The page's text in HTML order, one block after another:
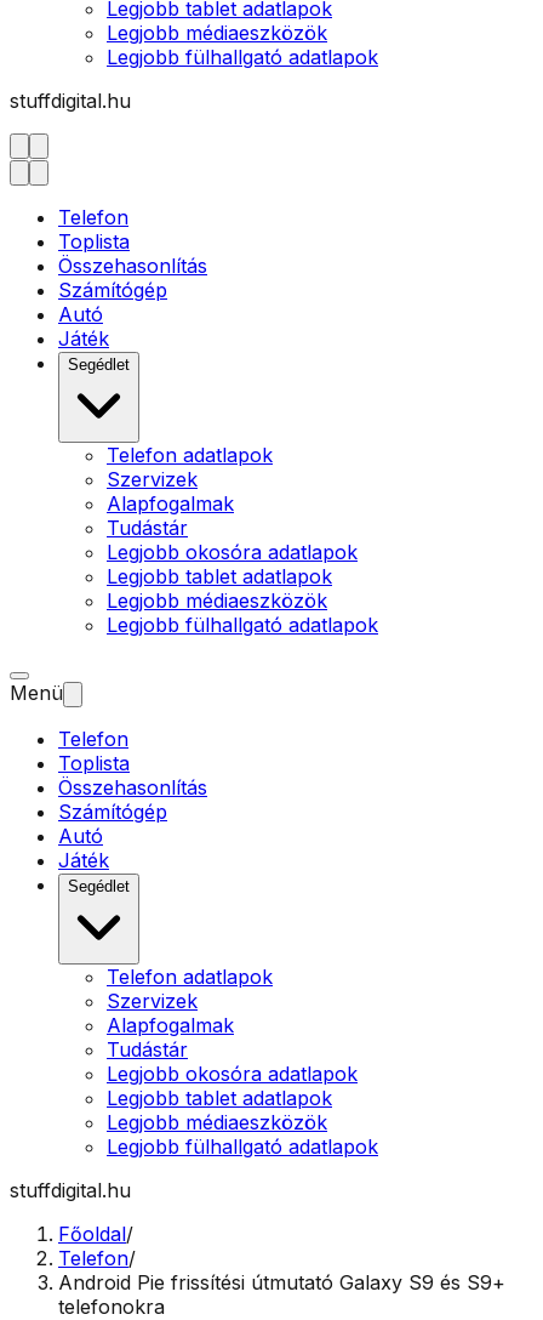
Legjobb tablet adatlapok
Legjobb médiaeszközök
Legjobb fülhallgató adatlapok
stuffdigital.hu
Telefon
Toplista
Összehasonlítás
Számítógép
Autó
Játék
Segédlet
Telefon adatlapok
Szervizek
Alapfogalmak
Tudástár
Legjobb okosóra adatlapok
Legjobb tablet adatlapok
Legjobb médiaeszközök
Legjobb fülhallgató adatlapok
Menü
Telefon
Toplista
Összehasonlítás
Számítógép
Autó
Játék
Segédlet
Telefon adatlapok
Szervizek
Alapfogalmak
Tudástár
Legjobb okosóra adatlapok
Legjobb tablet adatlapok
Legjobb médiaeszközök
Legjobb fülhallgató adatlapok
stuffdigital.hu
Főoldal/
Telefon/
Android Pie frissítési útmutató Galaxy S9 és S9+
telefonokra